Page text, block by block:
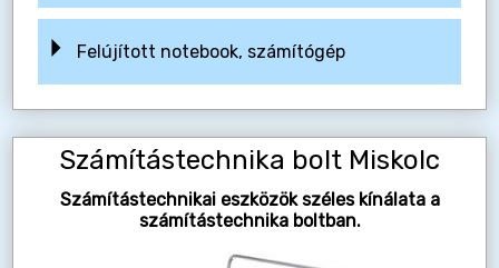
Felújított notebook, számítógép
Számítástechnika bolt Miskolc
Számítástechnikai eszközök széles kínálata a
számítástechnika boltban.